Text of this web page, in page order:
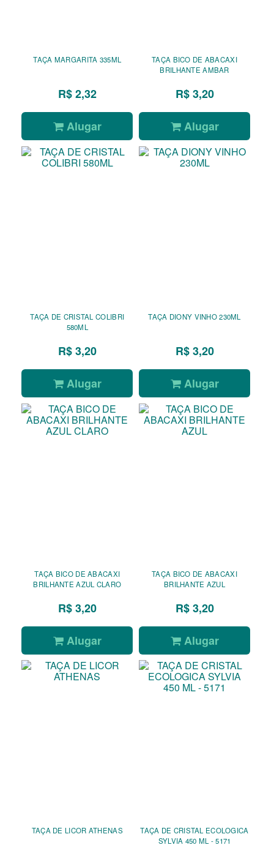
TAÇA MARGARITA 335ML
R$ 2,32
Alugar
TAÇA BICO DE ABACAXI
BRILHANTE AMBAR
R$ 3,20
Alugar
TAÇA DE CRISTAL COLIBRI
580ML
R$ 3,20
Alugar
TAÇA DIONY VINHO 230ML
R$ 3,20
Alugar
TAÇA BICO DE ABACAXI
BRILHANTE AZUL CLARO
R$ 3,20
Alugar
TAÇA BICO DE ABACAXI
BRILHANTE AZUL
R$ 3,20
Alugar
TAÇA DE LICOR ATHENAS
TAÇA DE CRISTAL ECOLOGICA
SYLVIA 450 ML - 5171